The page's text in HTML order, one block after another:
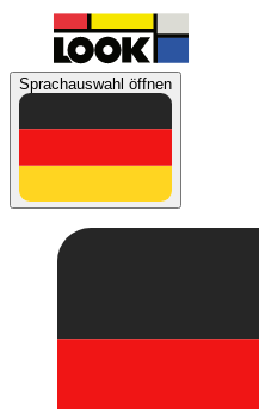
Sprachauswahl öffnen